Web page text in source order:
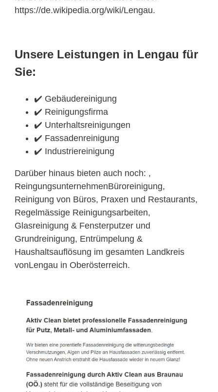
https://de.wikipedia.org/wiki/Lengau.
Unsere Leistungen in Lengau für
Sie:
✔️ Gebäudereinigung
✔️ Reinigungsfirma
✔️ Unterhaltsreinigungen
✔️ Fassadenreinigung
✔️ Industriereinigung
Darüber hinaus bieten auch noch: ,
ReingungsunternehmenBüroreinigung,
Reinigung von Büros, Praxen und Restaurants,
Regelmässige Reinigungsarbeiten,
Glasreinigung & Fensterputzer und
Grundreinigung, Entrümpelung &
Haushaltsauflösung im gesamten Landkreis
vonLengau in Oberösterreich.